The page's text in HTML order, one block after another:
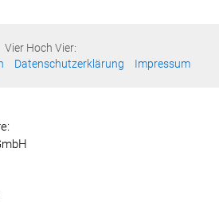
Vier Hoch Vier:
Datenschutzerklärung Impressum